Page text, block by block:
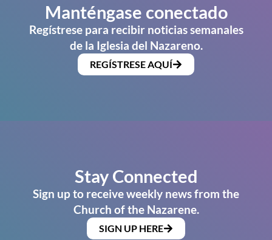
Manténgase conectado
Regístrese para recibir noticias semanales
de la Iglesia del Nazareno.
REGÍSTRESE AQUÍ
Stay Connected
Sign up to receive weekly news from the
Church of the Nazarene.
SIGN UP HERE